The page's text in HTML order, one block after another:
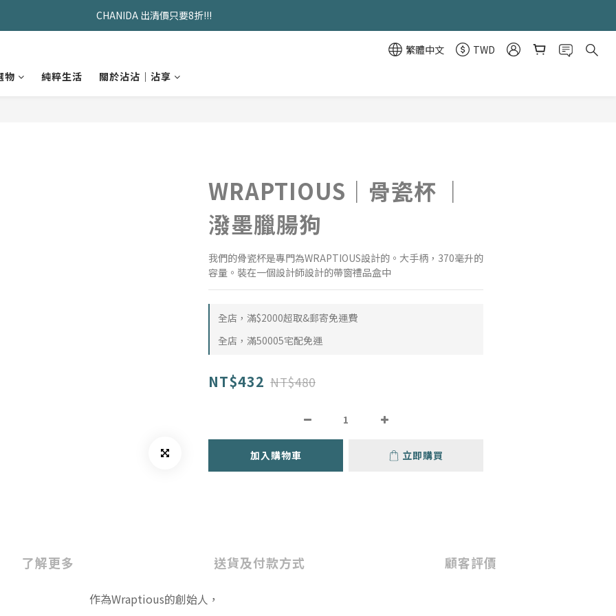
久坐神器>>坐&靠墊組合只要$1488
繁體中文
TWD
物
純粹生活 關於沾沾｜沾享
WRAPTIOUS｜骨瓷杯 ｜
潑墨臘腸狗
我們的骨瓷杯是專門為WRAPTIOUS設計的。大手柄，370毫升的
容量。裝在一個設計師設計的帶窗禮品盒中
全店，滿$2000超取&郵寄免運費
全店，滿50005宅配免運
NT$432 NT$480
加入購物車 立即購買
了解更多 送貨及付款方式 顧客評價
作為Wraptious的創始人，